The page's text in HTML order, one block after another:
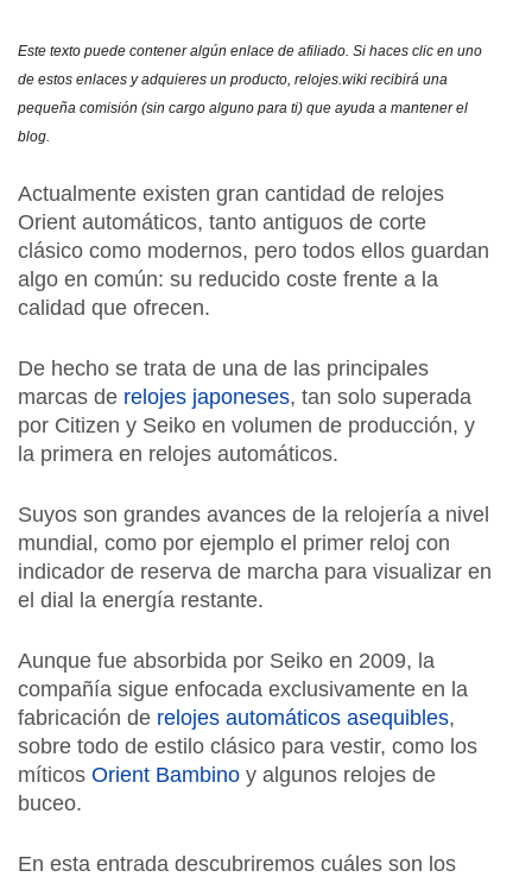
Este texto puede contener algún enlace de afiliado. Si haces clic en uno
de estos enlaces y adquieres un producto, relojes.wiki recibirá una
pequeña comisión (sin cargo alguno para ti) que ayuda a mantener el
blog.
Actualmente existen gran cantidad de relojes
Orient automáticos, tanto antiguos de corte
clásico como modernos, pero todos ellos guardan
algo en común: su reducido coste frente a la
calidad que ofrecen.
De hecho se trata de una de las principales
marcas de relojes japoneses, tan solo superada
por Citizen y Seiko en volumen de producción, y
la primera en relojes automáticos.
Suyos son grandes avances de la relojería a nivel
mundial, como por ejemplo el primer reloj con
indicador de reserva de marcha para visualizar en
el dial la energía restante.
Aunque fue absorbida por Seiko en 2009, la
compañía sigue enfocada exclusivamente en la
fabricación de relojes automáticos asequibles,
sobre todo de estilo clásico para vestir, como los
míticos Orient Bambino y algunos relojes de
buceo.
En esta entrada descubriremos cuáles son los